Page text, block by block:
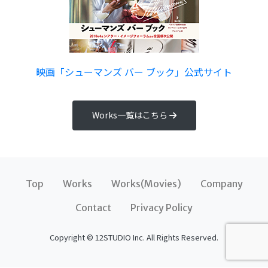
映画「シューマンズ バー ブック」公式サイト
Works一覧はこちら
Top Works Works(Movies)
Company
Contact
Privacy Policy
Copyright © 12STUDIO Inc. All Rights Reserved.